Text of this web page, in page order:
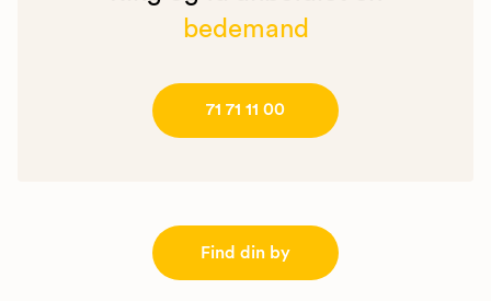
bedemand
71 71 11 00
Find din by